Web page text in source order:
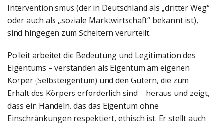
Interventionismus (der in Deutschland als „dritter Weg“
oder auch als „soziale Marktwirtschaft“ bekannt ist),
sind hingegen zum Scheitern verurteilt.
Polleit arbeitet die Bedeutung und Legitimation des
Eigentums – verstanden als Eigentum am eigenen
Körper (Selbsteigentum) und den Gütern, die zum
Erhalt des Körpers erforderlich sind – heraus und zeigt,
dass ein Handeln, das das Eigentum ohne
Einschränkungen respektiert, ethisch ist. Er stellt auch